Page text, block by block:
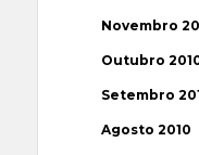
Novembro
Outubro
Setembro
Agosto 2010